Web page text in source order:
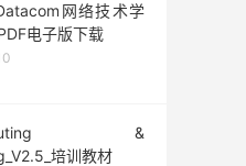
网络技术学
电子版下载
Routing &
培训教材